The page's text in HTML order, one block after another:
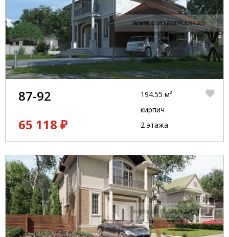
87-92
65 118 ₽
194.55 м²
кирпич
2 этажа